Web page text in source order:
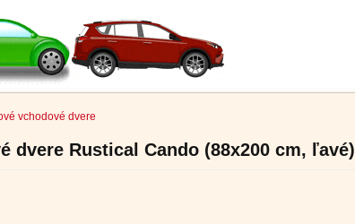
vchodové dvere
dvere Rustical Cando (88x200 cm, ľavé)